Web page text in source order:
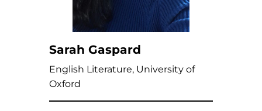
Sarah Gaspard
English Literature, University of
Oxford